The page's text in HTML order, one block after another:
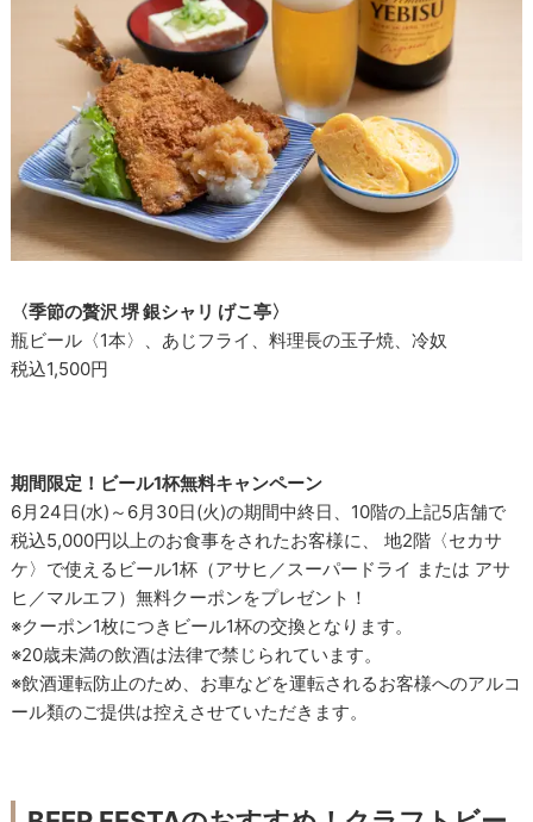
〈季節の贅沢 堺 銀シャリ げこ亭〉
瓶ビール〈1本〉、あじフライ、料理長の玉子焼、冷奴
税込1,500円
期間限定！ビール1杯無料キャンペーン
6月24日(水)～6月30日(火)の期間中終日、10階の上記5店舗で
税込5,000円以上のお食事をされたお客様に、 地2階〈セカサ
ケ〉で使えるビール1杯（アサヒ／スーパードライ または アサ
ヒ／マルエフ）無料クーポンをプレゼント！
※クーポン1枚につきビール1杯の交換となります。
※20歳未満の飲酒は法律で禁じられています。
※飲酒運転防止のため、お車などを運転されるお客様へのアルコ
ール類のご提供は控えさせていただきます。